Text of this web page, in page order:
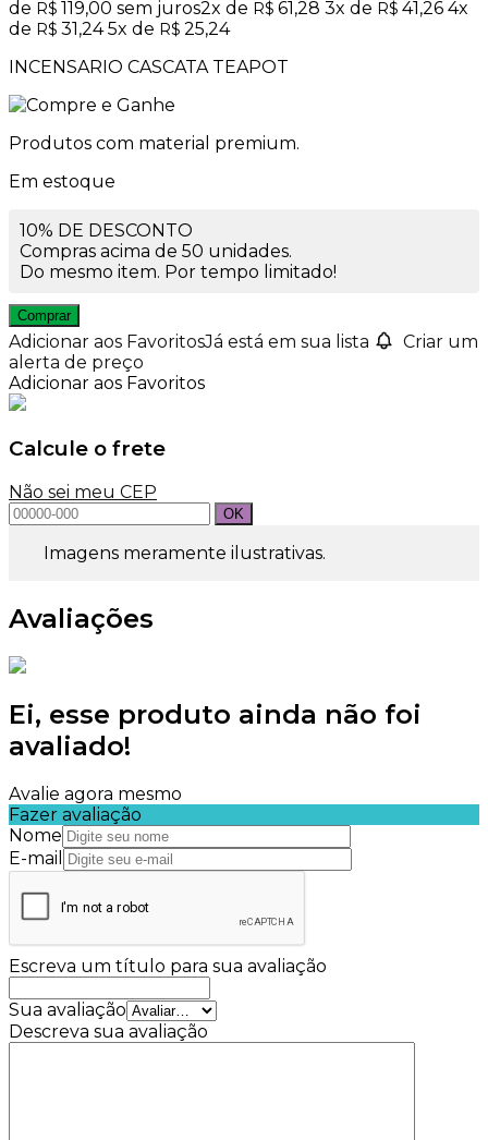
de R$ 119,00 sem juros2x de R$ 61,28 3x de R$ 41,26 4x
de R$ 31,24 5x de R$ 25,24
INCENSARIO CASCATA TEAPOT
Produtos com material premium.
Em estoque
10% DE DESCONTO
Compras acima de 50 unidades.
Do mesmo item. Por tempo limitado!
Comprar
Adicionar aos FavoritosJá está em sua lista
Criar um
alerta de preço
Adicionar aos Favoritos
Calcule o frete
Não sei meu CEP
Imagens meramente ilustrativas.
Avaliações
Ei, esse produto ainda não foi
avaliado!
Avalie agora mesmo
Fazer avaliação
Nome
E-mail
Escreva um título para sua avaliação
Sua avaliação
Descreva sua avaliação